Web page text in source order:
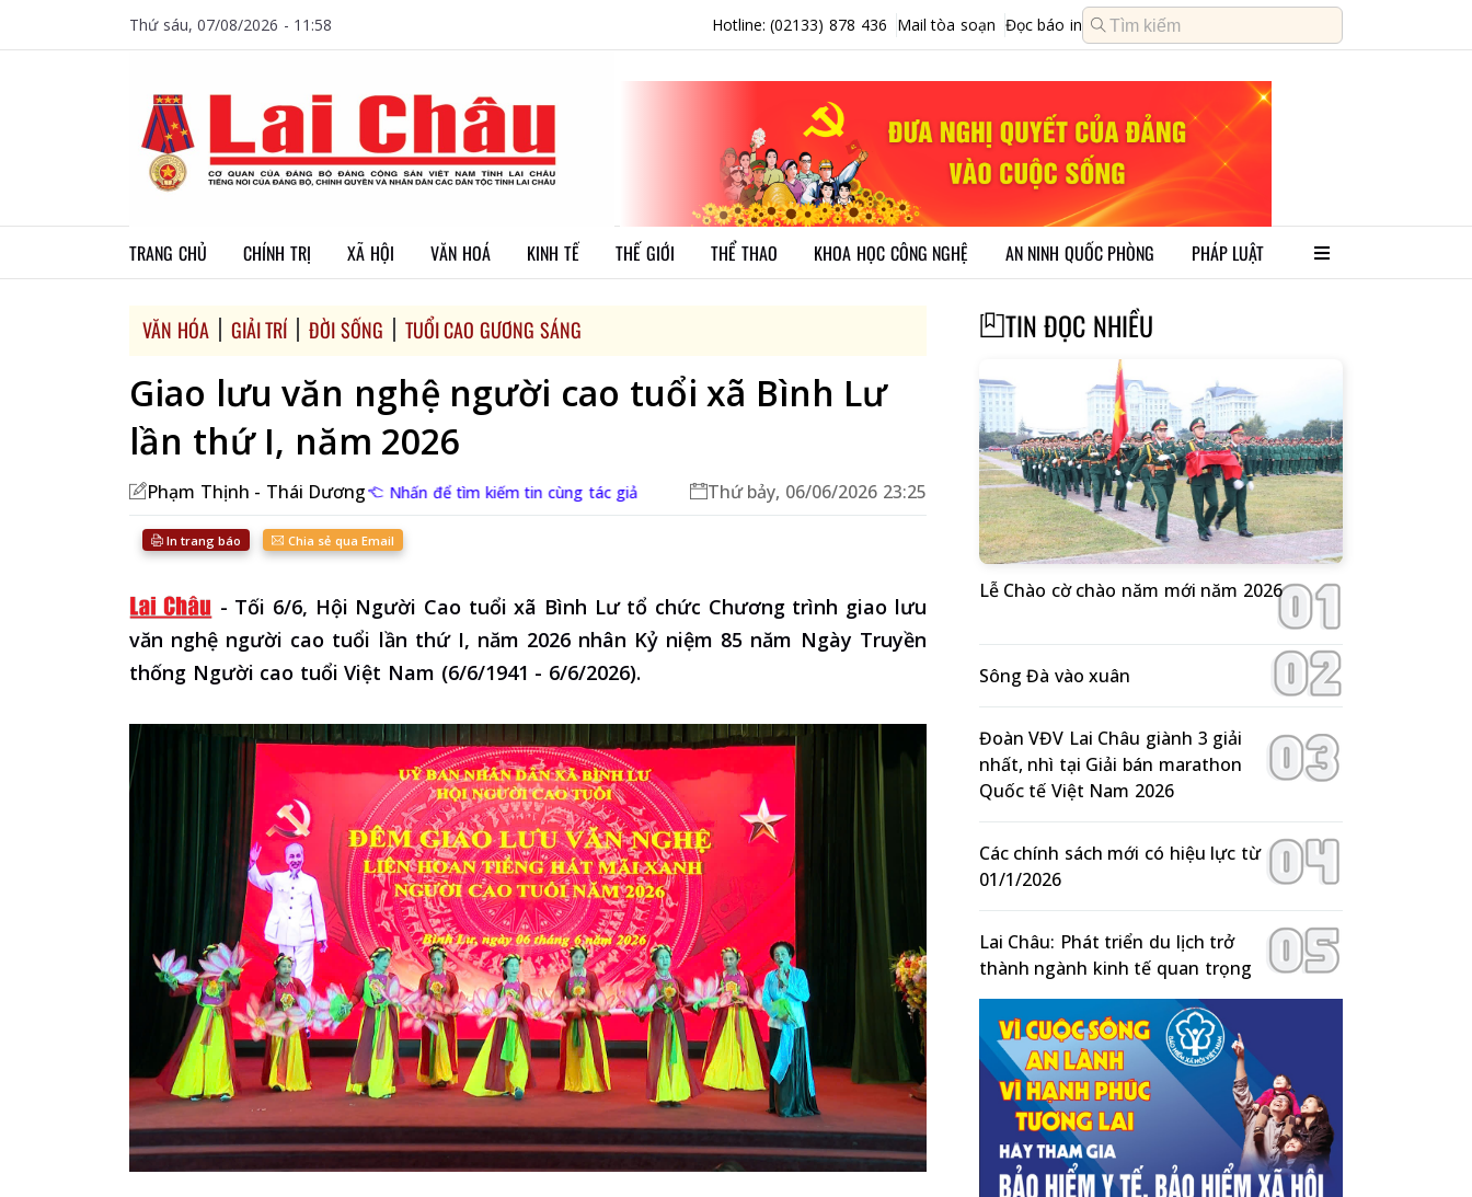
Thứ sáu, 07/08/2026 - 11:58 Hotline: (02133) 878 436 Mail tòa soạn Đọc báo in
TRANG CHỦ CHÍNH TRỊ XÃ HỘI VĂN HOÁ KINH TẾ THẾ GIỚI THỂ THAO KHOA HỌC CÔNG NGHỆ AN NINH QUỐC PHÒNG PHÁP LUẬT
VĂN HÓA GIẢI TRÍ ĐỜI SỐNG TUỔI CAO GƯƠNG SÁNG
Giao lưu văn nghệ người cao tuổi xã Bình Lư
lần thứ I, năm 2026
Phạm Thịnh - Thái Dương Nhấn để tìm kiếm tin cùng tác giả Thứ bảy, 06/06/2026 23:25
In trang báo Chia sẻ qua Email
- Tối 6/6, Hội Người Cao tuổi xã Bình Lư tổ chức Chương trình giao lưu
văn nghệ người cao tuổi lần thứ I, năm 2026 nhân Kỷ niệm 85 năm Ngày Truyền
thống Người cao tuổi Việt Nam (6/6/1941 - 6/6/2026).
TIN ĐỌC NHIỀU
Lễ Chào cờ chào năm mới năm 2026
Sông Đà vào xuân
Đoàn VĐV Lai Châu giành 3 giải
nhất, nhì tại Giải bán marathon
Quốc tế Việt Nam 2026
Các chính sách mới có hiệu lực từ
01/1/2026
Lai Châu: Phát triển du lịch trở
thành ngành kinh tế quan trọng